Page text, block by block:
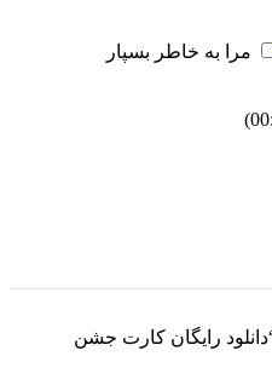
مرا به خاطر بسپار
)
رایگان کارت جشن